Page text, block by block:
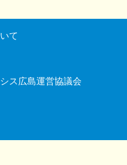
て
ス広島運営協議会